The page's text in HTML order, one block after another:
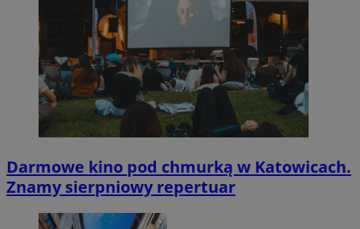
Darmowe kino pod chmurką w Katowicach.
Znamy sierpniowy repertuar